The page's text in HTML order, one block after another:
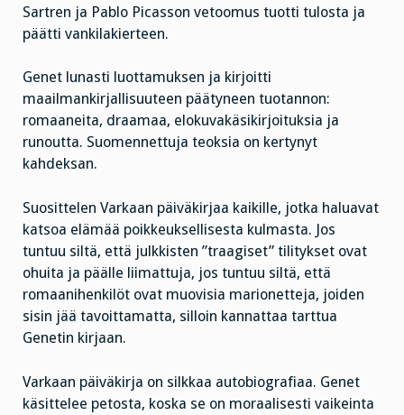
Sartren ja Pablo Picasson vetoomus tuotti tulosta ja
päätti vankilakierteen.
Genet lunasti luottamuksen ja kirjoitti
maailmankirjallisuuteen päätyneen tuotannon:
romaaneita, draamaa, elokuvakäsikirjoituksia ja
runoutta. Suomennettuja teoksia on kertynyt
kahdeksan.
Suosittelen Varkaan päiväkirjaa kaikille, jotka haluavat
katsoa elämää poikkeuksellisesta kulmasta. Jos
tuntuu siltä, että julkkisten ”traagiset” tilitykset ovat
ohuita ja päälle liimattuja, jos tuntuu siltä, että
romaanihenkilöt ovat muovisia marionetteja, joiden
sisin jää tavoittamatta, silloin kannattaa tarttua
Genetin kirjaan.
Varkaan päiväkirja on silkkaa autobiografiaa. Genet
käsittelee petosta, koska se on moraalisesti vaikeinta